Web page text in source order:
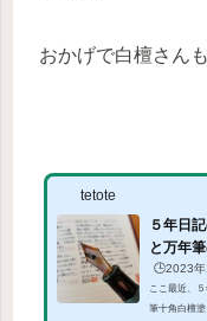
おかげで白檀さん
tetote
５年日
と万年
🕒️2023年
ここ最近、
筆十角白檀